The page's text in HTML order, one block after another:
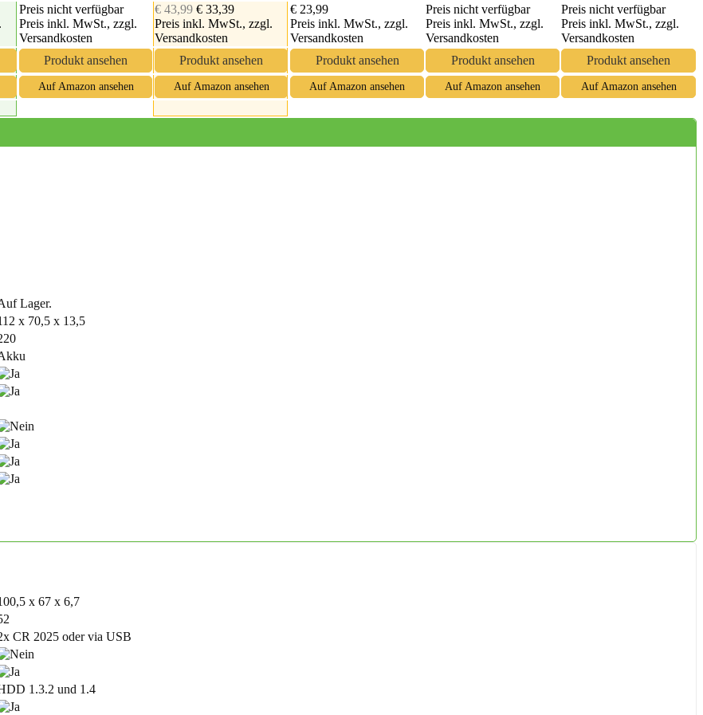
Preis nicht verfügbar
Preis inkl. MwSt., zzgl.
Versandkosten
€ 43,99 € 33,39
Preis inkl. MwSt., zzgl.
Versandkosten
€ 23,99
Preis inkl. MwSt., zzgl.
Versandkosten
Preis nicht verfügbar
Preis inkl. MwSt., zzgl.
Versandkosten
Preis nicht verfügbar
Preis inkl. MwSt., zzgl.
Versandkosten
Produkt ansehen Produkt ansehen Produkt ansehen Produkt ansehen Produkt ansehen
Auf Amazon ansehen Auf Amazon ansehen Auf Amazon ansehen Auf Amazon ansehen Auf Amazon ansehen
Lager.
x 70,5 x 13,5
x 67 x 6,7
CR 2025 oder via USB
1.3.2 und 1.4